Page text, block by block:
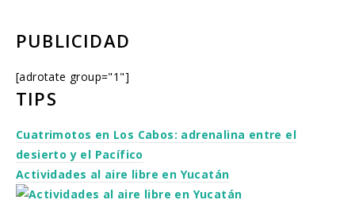
PUBLICIDAD
[adrotate group="1"]
TIPS
Cuatrimotos en Los Cabos: adrenalina entre el
desierto y el Pacífico
Actividades al aire libre en Yucatán